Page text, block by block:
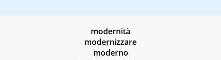
modernità
modernizzare
moderno